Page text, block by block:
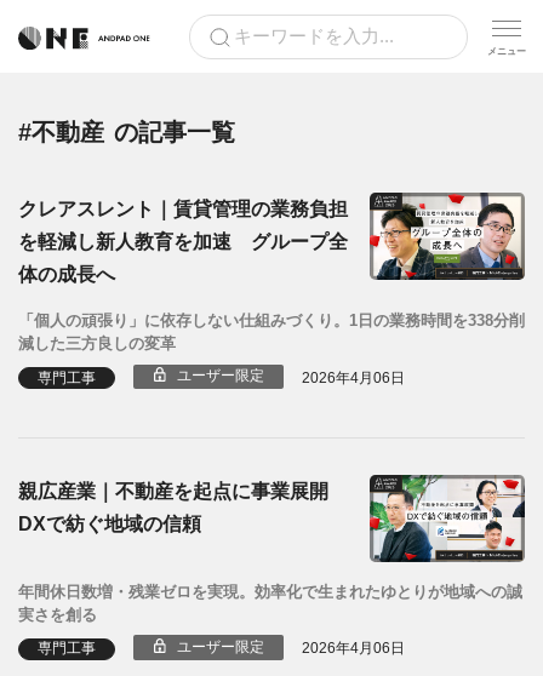
#不動産 の記事一覧
クレアスレント｜賃貸管理の業務負担
を軽減し新人教育を加速 グループ全
体の成長へ
「個人の頑張り」に依存しない仕組みづくり。1日の業務時間を338分削
減した三方良しの変革
専門工事 ユーザー限定 2026年4月06日
親広産業｜不動産を起点に事業展開
DXで紡ぐ地域の信頼
年間休日数増・残業ゼロを実現。効率化で生まれたゆとりが地域への誠
実さを創る
専門工事 ユーザー限定 2026年4月06日